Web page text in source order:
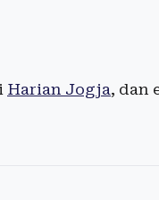
Harian Jogja, dan